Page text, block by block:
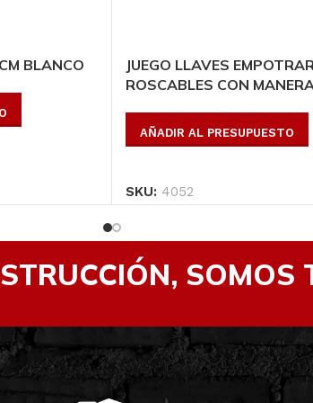
BLANCO
JUEGO LLAVES EMPOTRAR
ROSCABLES CON
AÑADIR AL PRESUPUESTO
SKU: 4052
SOMOS